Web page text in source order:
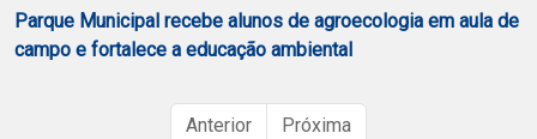
Parque Municipal recebe alunos de agroecologia em aula de
campo e fortalece a educação ambiental
Anterior Próxima